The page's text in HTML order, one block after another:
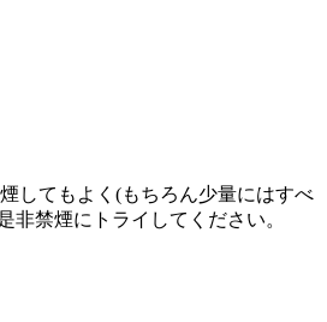
してもよく(もちろん少量にはすべ
禁煙にトライしてください。